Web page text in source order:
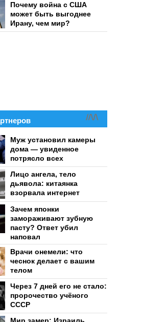
Почему война с США
может быть выгоднее
Ирану, чем мир?